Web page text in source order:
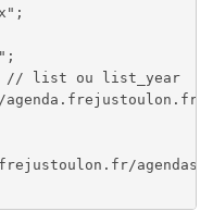
// list ou list_year